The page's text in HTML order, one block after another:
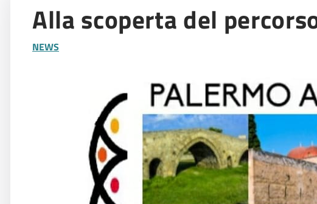
Alla scoperta del
NEWS